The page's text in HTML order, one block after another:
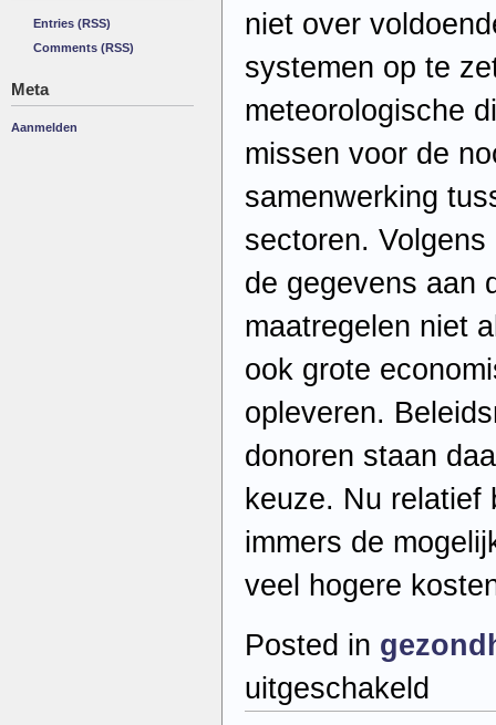
Entries (RSS)
Comments (RSS)
Meta
Aanmelden
niet over
systemen op te
meteorologische
missen voor de
samenwerking
sectoren.
de gegevens aan
maatregelen niet
ook grote
opleveren.
donoren staan
keuze. Nu relatief
immers de
veel hogere
Posted in
uitgeschakeld